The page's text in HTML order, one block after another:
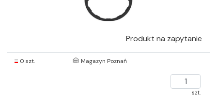
Produkt na zapytanie
0 szt. Magazyn Poznań
szt.